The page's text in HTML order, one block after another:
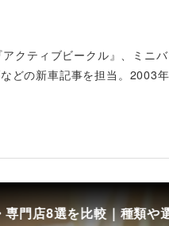
クティブビークル』、ミニ
どの新車記事を担当。2003
門店8選を比較｜種類や